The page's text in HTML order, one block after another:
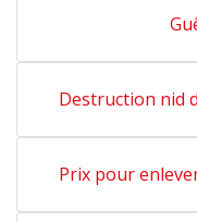
Destruction nid
Prix pour